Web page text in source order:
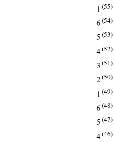
1 (55)
6(54)
5 (53)
4(52)
3 (51)
2(50)
1 (49)
6(48)
5 (47)
4(46)